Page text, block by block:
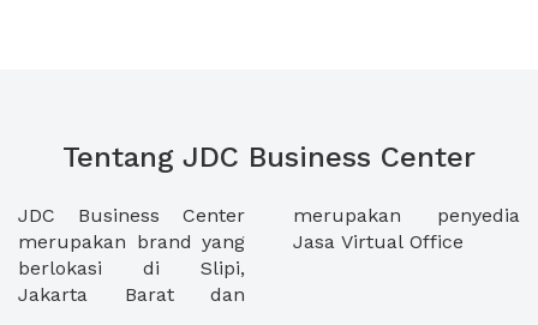
Tentang JDC Business Center
JDC Business Center
merupakan brand yang
berlokasi di Slipi,
Jakarta Barat dan
merupakan penyedia
Jasa Virtual Office